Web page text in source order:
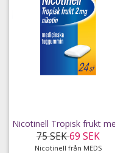
75 SEK69 SEK
Nicotinell från MEDS